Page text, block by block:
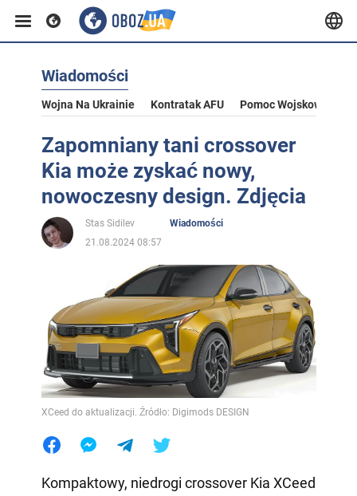
Wiadomości
Wojna Na Ukrainie Kontratak AFU Pomoc Wojskowa Dla
Zapomniany tani crossover
Kia może zyskać nowy,
nowoczesny design. Zdjęcia
Stas Sidilev
Wiadomości
21.08.2024 08:57
XCeed do aktualizacji. Źródło: Digimods DESIGN
Kompaktowy, niedrogi crossover Kia XCeed